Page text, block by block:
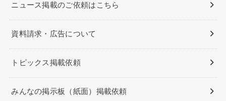
ニュース掲載のご依頼はこちら
資料請求・広告について
トピックス掲載依頼
みんなの掲示板（紙面）掲載依頼